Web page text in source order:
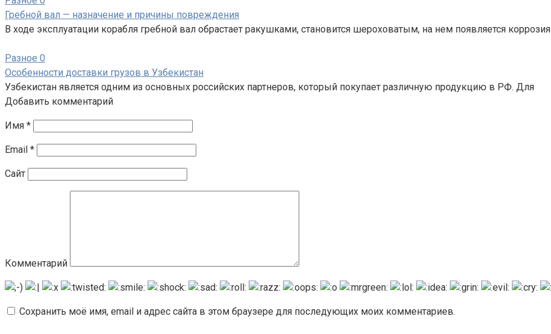
Гребной вал — назначение и причины повреждения
В ходе эксплуатации корабля гребной вал обрастает ракушками, становится шероховатым, на нем появляется коррозия
Разное 0
Особенности доставки грузов в Узбекистан
Узбекистан является одним из основных российских партнеров, который покупает различную продукцию в РФ. Для
Добавить комментарий
Имя *
Email *
Сайт
Комментарий
Сохранить моё имя, email и адрес сайта в этом браузере для последующих моих комментариев.